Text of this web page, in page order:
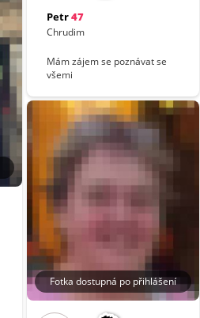
Petr47
Chrudim
Mám zájem se poznávat se
všemi
Fotka dostupná po přihlášení